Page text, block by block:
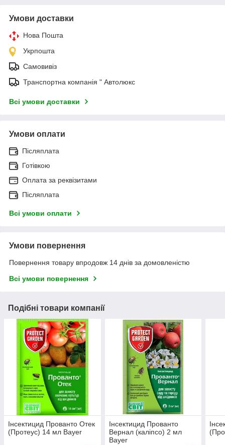
Умови доставки
Нова Пошта
Укрпошта
Самовивіз
Транспортна компанія " Автолюкс
Всі умови доставки
Умови оплати
Післяплата
Готівкою
Оплата за реквізитами
Післяплата
Всі умови оплати
Умови повернення
Повернення товару впродовж 14 днів за домовленістю
Всі умови повернення
Подібні товари компанії
Інсектицид Прованто Отек
(Протеус) 14 мл Bayer
Інсектицид Прованто
Вернал (каліпсо) 2 мл
Bayer